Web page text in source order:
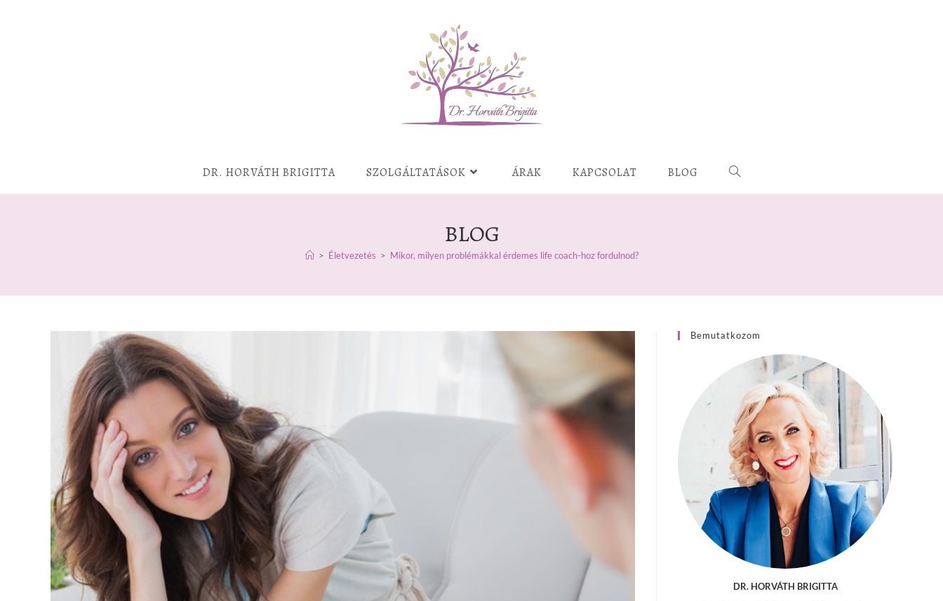
DR. HORVÁTH BRIGITTA SZOLGÁLTATÁSOK ÁRAK KAPCSOLAT BLOG
BLOG
> Életvezetés > Mikor, milyen problémákkal érdemes life coach-hoz fordulnod?
Bemutatkozom
DR. HORVÁTH BRIGITTA